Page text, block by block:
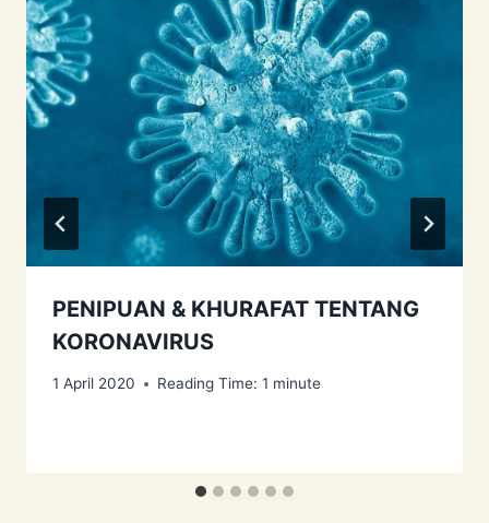
PENIPUAN & KHURAFAT TENTANG
KORONAVIRUS
1 April 2020 Reading Time: 1 minute